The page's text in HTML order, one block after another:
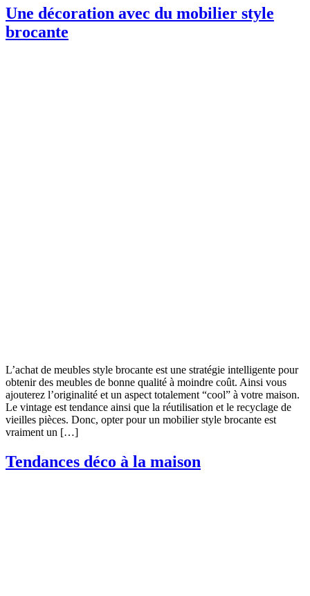
Une décoration avec du mobilier style
brocante
L’achat de meubles style brocante est une stratégie intelligente pour
obtenir des meubles de bonne qualité à moindre coût. Ainsi vous
ajouterez l’originalité et un aspect totalement “cool” à votre maison.
Le vintage est tendance ainsi que la réutilisation et le recyclage de
vieilles pièces. Donc, opter pour un mobilier style brocante est
vraiment un […]
Tendances déco à la maison